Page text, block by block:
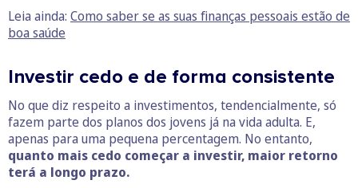
Leia ainda: Como saber se as suas finanças pessoais estão de
boa saúde
Investir cedo e de forma consistente
No que diz respeito a investimentos, tendencialmente, só
fazem parte dos planos dos jovens já na vida adulta. E,
apenas para uma pequena percentagem. No entanto,
quanto mais cedo começar a investir, maior retorno
terá a longo prazo.